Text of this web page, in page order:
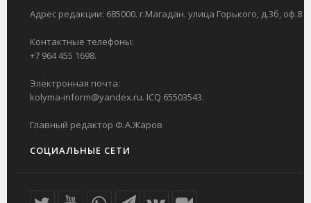
Адрес редакции: 685000. г.Магадан. улица Горького, д.3б, оф.8
Контактные телефоны:
+7 964 455 1698.
Электронная почта:
kolyma-inform@yandex.ru. ICQ 65503543.
Главный редактор Ф.А.Жаров
СОЦИАЛЬНЫЕ СЕТИ